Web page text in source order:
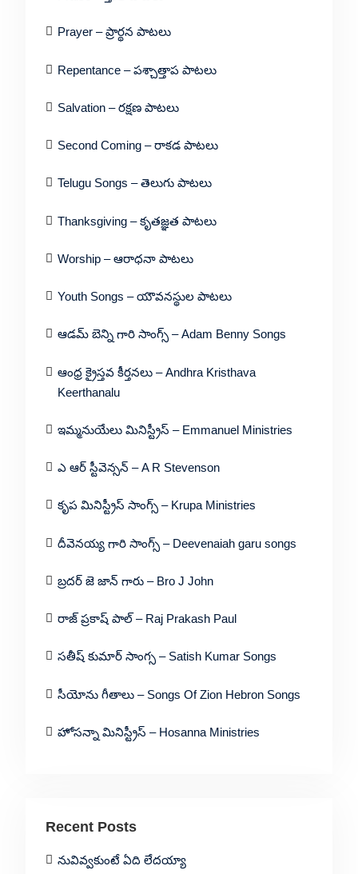
Prayer – ప్రార్థన పాటలు
Repentance – పశ్చాత్తాప పాటలు
Salvation – రక్షణ పాటలు
Second Coming – రాకడ పాటలు
Telugu Songs – తెలుగు పాటలు
Thanksgiving – కృతజ్ఞత పాటలు
Worship – ఆరాధనా పాటలు
Youth Songs – యౌవనస్థుల పాటలు
ఆడమ్ బెన్ని గారి సాంగ్స్ – Adam Benny Songs
ఆంధ్ర క్రైస్తవ కీర్తనలు – Andhra Kristhava
Keerthanalu
ఇమ్మనుయేలు మినిస్ట్రీస్ – Emmanuel Ministries
ఎ ఆర్ స్టీవెన్సన్ – A R Stevenson
కృప మినిస్ట్రీస్ సాంగ్స్ – Krupa Ministries
దీవెనయ్య గారి సాంగ్స్ – Deevenaiah garu songs
బ్రదర్ జె జాన్ గారు – Bro J John
రాజ్ ప్రకాష్ పాల్ – Raj Prakash Paul
సతీష్ కుమార్ సాంగ్స – Satish Kumar Songs
సీయోను గీతాలు – Songs Of Zion Hebron Songs
హోసన్నా మినిస్ట్రీస్ – Hosanna Ministries
Recent Posts
నువివ్వకుంటే ఏది లేదయ్యా